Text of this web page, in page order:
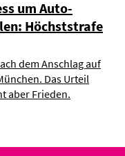
um Auto-
Höchststrafe
dem Anschlag auf
Das Urteil
aber Frieden.